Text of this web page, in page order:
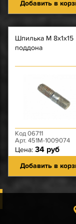
Добавить в
Шпилька М 8х1х15
поддона
Код 06711
Арт. 451М-1009074
Цена: 34 руб
Добавить в